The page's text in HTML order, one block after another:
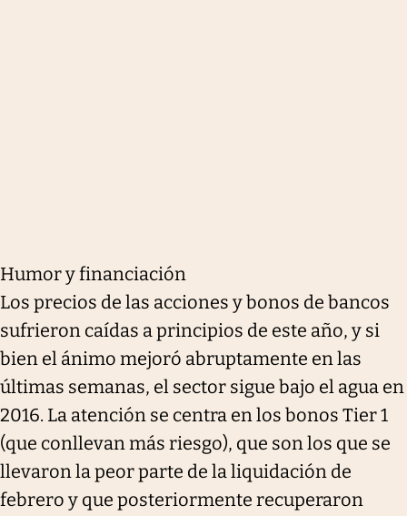
Humor y financiación
Los precios de las acciones y bonos de bancos
sufrieron caídas a principios de este año, y si
bien el ánimo mejoró abruptamente en las
últimas semanas, el sector sigue bajo el agua en
2016. La atención se centra en los bonos Tier 1
(que conllevan más riesgo), que son los que se
llevaron la peor parte de la liquidación de
febrero y que posteriormente recuperaron